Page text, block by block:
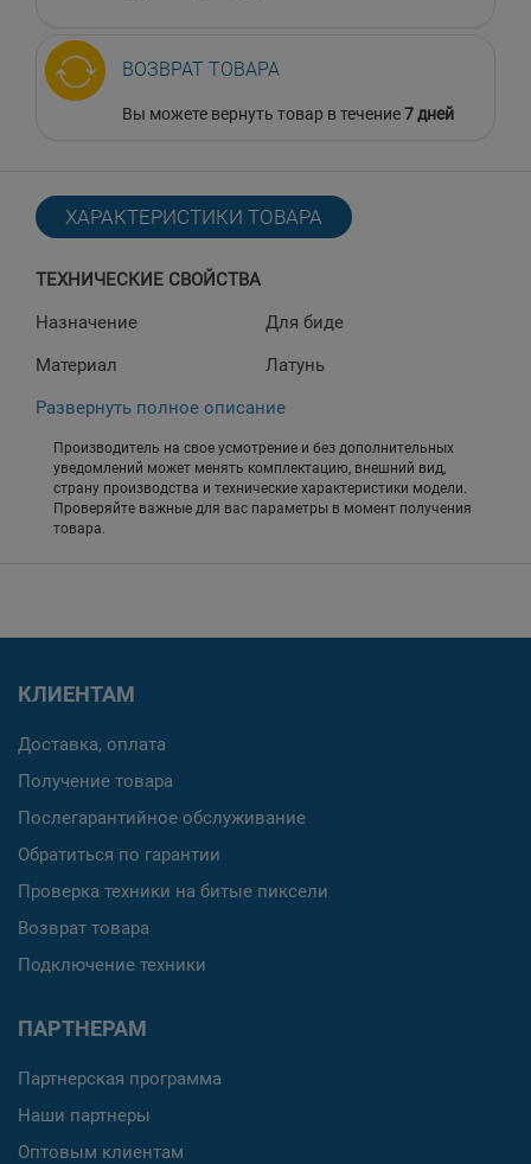
ВОЗВРАТ ТОВАРА
Вы можете вернуть товар в течение7 дней
ХАРАКТЕРИСТИКИ ТОВАРА
ТЕХНИЧЕСКИЕ СВОЙСТВА
Назначение
Для биде
Материал
Латунь
Развернуть полное описание
Производитель на свое усмотрение и без дополнительных
уведомлений может менять комплектацию, внешний вид,
страну производства и технические характеристики модели.
Проверяйте важные для вас параметры в момент получения
товара.
КЛИЕНТАМ
Доставка, оплата
Получение товара
Послегарантийное обслуживание
Обратиться по гарантии
Проверка техники на битые пиксели
Возврат товара
Подключение техники
ПАРТНЕРАМ
Партнерская программа
Наши партнеры
Оптовым клиентам